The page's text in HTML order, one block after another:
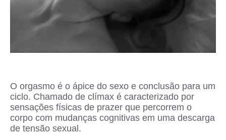
O orgasmo é o ápice do sexo e conclusão para um
ciclo. Chamado de clímax é caracterizado por
sensações físicas de prazer que percorrem o
corpo com mudanças cognitivas em uma descarga
de tensão sexual.